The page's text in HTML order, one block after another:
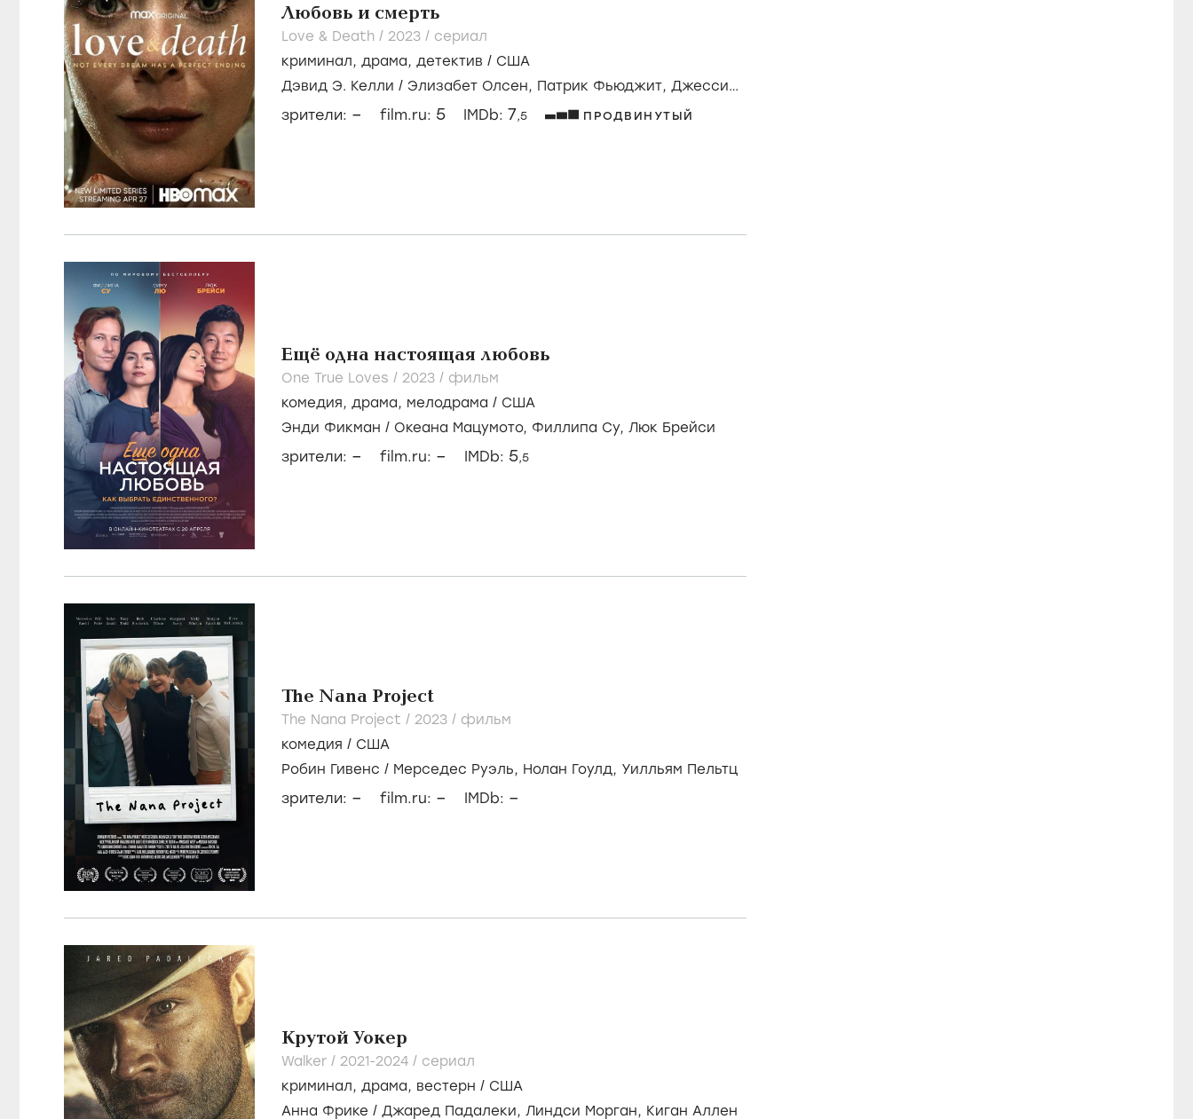
Любовь и смерть
Love & Death / 2023 / сериал
криминал, драма, детектив / США
Дэвид Э. Келли / Элизабет Олсен, Патрик Фьюджит, Джесси
зрители: – film.ru: 5 IMDb: 7,5 ПРОДВИНУТЫЙ
Ещё одна настоящая любовь
One True Loves / 2023 / фильм
комедия, драма, мелодрама / США
Энди Фикман / Океана Мацумото, Филлипа Су, Люк Брейси
зрители: – film.ru: – IMDb: 5,5
The Nana Project
The Nana Project / 2023 / фильм
комедия / США
Робин Гивенс / Мерседес Руэль, Нолан Гоулд, Уилльям Пельтц
зрители: – film.ru: – IMDb: –
Крутой Уокер
Walker / 2021-2024 / сериал
криминал, драма, вестерн / США
Анна Фрике / Джаред Падалеки, Линдси Морган, Киган Аллен